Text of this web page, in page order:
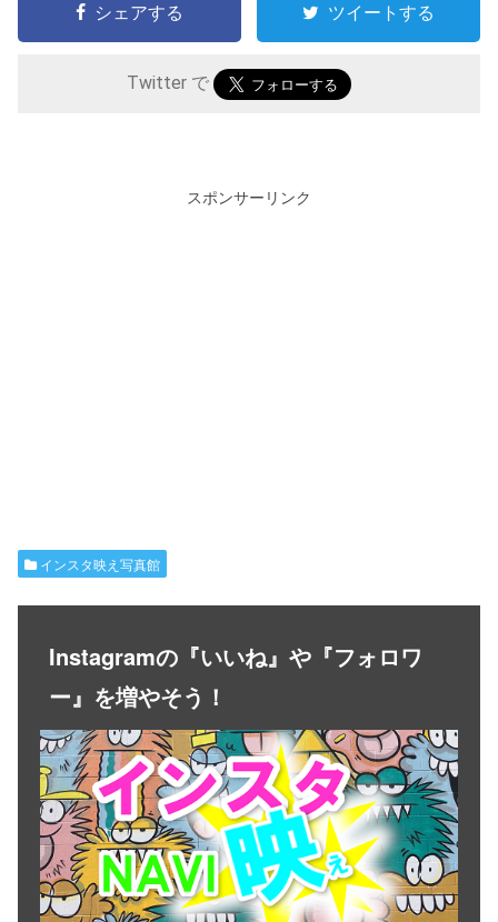
シェアする ツイートする
Twitter で
スポンサーリンク
インスタ映え写真館
Instagramの『いいね』や『フォロワ
ー』を増やそう！